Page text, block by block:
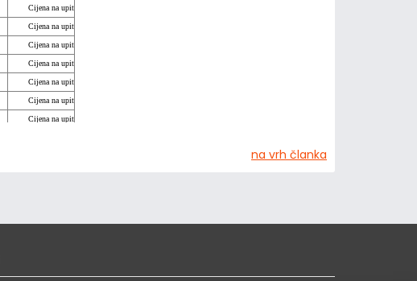
Cijena na upit
Cijena na upit
Cijena na upit
Cijena na upit
Cijena na upit
Cijena na upit
Cijena na upit
na vrh članka